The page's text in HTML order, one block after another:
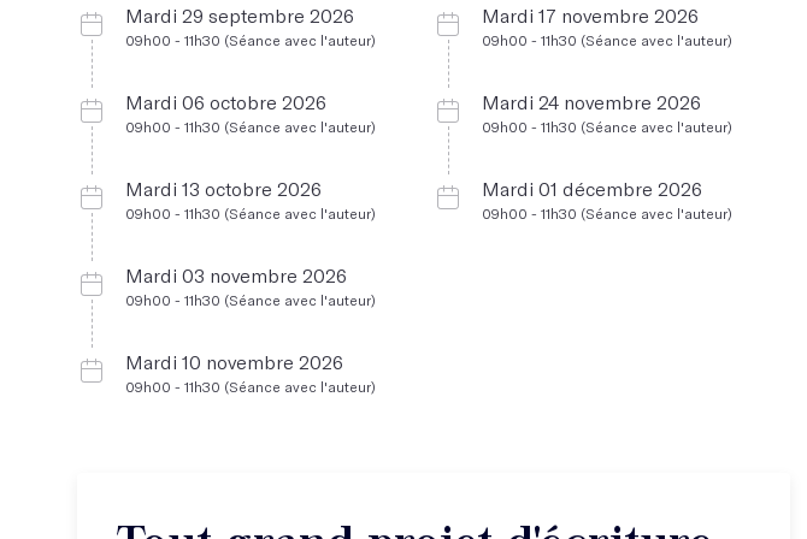
Mardi 29 septembre 2026
09h00 - 11h30 (Séance avec l'auteur)
Mardi 06 octobre 2026
09h00 - 11h30 (Séance avec l'auteur)
Mardi 13 octobre 2026
09h00 - 11h30 (Séance avec l'auteur)
Mardi 03 novembre 2026
09h00 - 11h30 (Séance avec l'auteur)
Mardi 10 novembre 2026
09h00 - 11h30 (Séance avec l'auteur)
Mardi 17 novembre 2026
09h00 - 11h30 (Séance avec l'auteur)
Mardi 24 novembre 2026
09h00 - 11h30 (Séance avec l'auteur)
Mardi 01 décembre 2026
09h00 - 11h30 (Séance avec l'auteur)